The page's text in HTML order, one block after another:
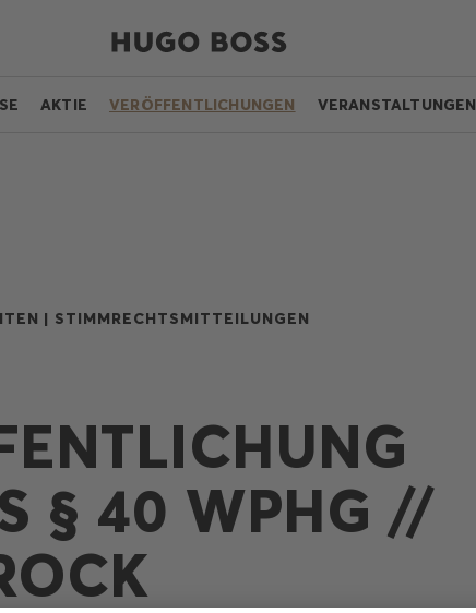
AKTIE VERÖFFENTLICHUNGEN VERANSTALTUNGEN
| STIMMRECHTSMITTEILUNGEN
§ 40 WPHG // B